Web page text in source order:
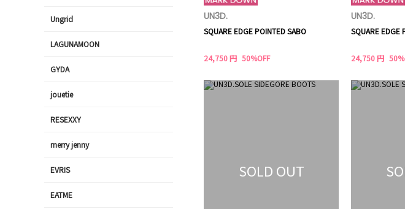
UN3D.
SQUARE EDGE POINTED SABO
24,750 円 50%OFF
UN3D.
SQUARE EDGE
24,750 円
SOLD OUT
Ungrid
LAGUNAMOON
GYDA
jouetie
RESEXXY
merry jenny
EVRIS
EATME